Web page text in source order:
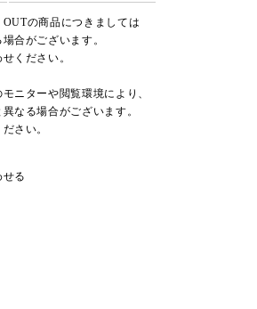
OUTの商品につきましては
合がございます。
ください。
ニターや閲覧環境により、
なる場合がございます。
さい。
る